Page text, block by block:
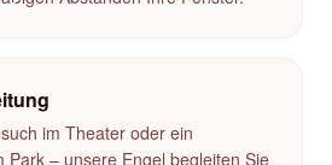
im Theater oder ein
Park – unsere Engel begleiten Sie